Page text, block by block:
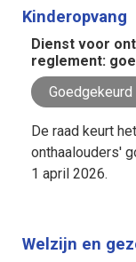
Kinderopvang
Dienst voor
reglement:
Goedgekeurd
De raad keurt
onthaalouders'
1 april 2026.
Welzijn en